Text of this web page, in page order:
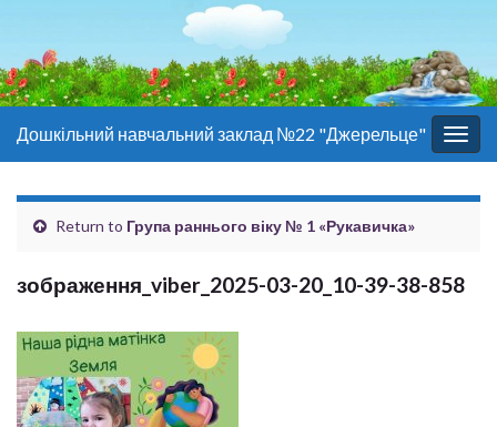
Дошкільний навчальний заклад №22 "Джерельце"
Return to Група раннього віку № 1 «Рукавичка»
зображення_viber_2025-03-20_10-39-38-858